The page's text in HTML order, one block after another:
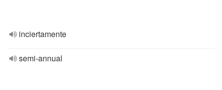
inciertamente
semi-annual